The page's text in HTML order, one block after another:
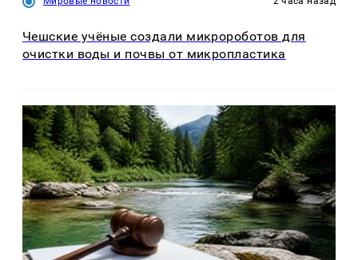
Чешские учёные создали микророботов для
очистки воды и почвы от микропластика